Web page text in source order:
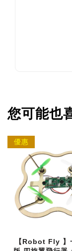
您可能也
優惠
【Robot Fly 】